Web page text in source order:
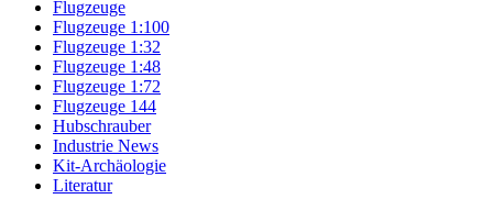
Flugzeuge
Flugzeuge 1:100
Flugzeuge 1:32
Flugzeuge 1:48
Flugzeuge 1:72
Flugzeuge 144
Hubschrauber
Industrie News
Kit-Archäologie
Literatur